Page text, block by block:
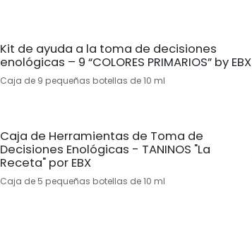
Kit de ayuda a la toma de decisiones
enológicas – 9 “COLORES PRIMARIOS” by EBX
Caja de 9 pequeñas botellas de 10 ml
Caja de Herramientas de Toma de
Decisiones Enológicas - TANINOS "La
Receta" por EBX
Caja de 5 pequeñas botellas de 10 ml